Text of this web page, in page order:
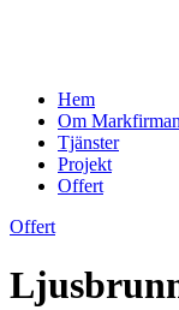
Hem
Om Markfirman
Tjänster
Projekt
Offert
Offert